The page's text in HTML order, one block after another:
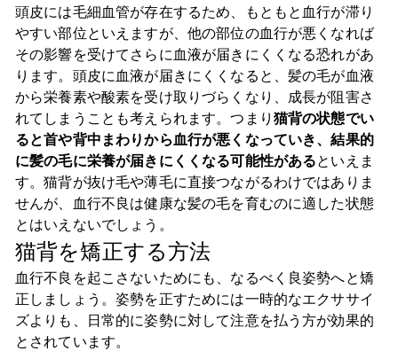
頭皮には毛細血管が存在するため、もともと血行が滞り
やすい部位といえますが、他の部位の血行が悪くなれば
その影響を受けてさらに血液が届きにくくなる恐れがあ
ります。頭皮に血液が届きにくくなると、髪の毛が血液
から栄養素や酸素を受け取りづらくなり、成長が阻害さ
れてしまうことも考えられます。つまり 猫背の状態でい
ると首や背中まわりから血行が悪くなっていき、結果的
に髪の毛に栄養が届きにくくなる可能性があるといえま
す。猫背が抜け毛や薄毛に直接つながるわけではありま
せんが、血行不良は健康な髪の毛を育むのに適した状態
とはいえないでしょう。
猫背を矯正する方法
血行不良を起こさないためにも、なるべく良姿勢へと矯
正しましょう。姿勢を正すためには一時的なエクササイ
ズよりも、日常的に姿勢に対して注意を払う方が効果的
とされています。